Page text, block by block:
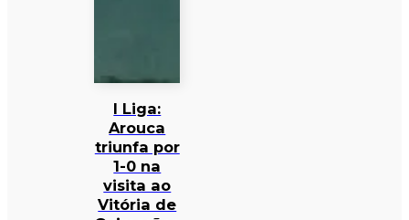
I Liga:
Arouca
triunfa por
1-0 na
visita ao
Vitória de